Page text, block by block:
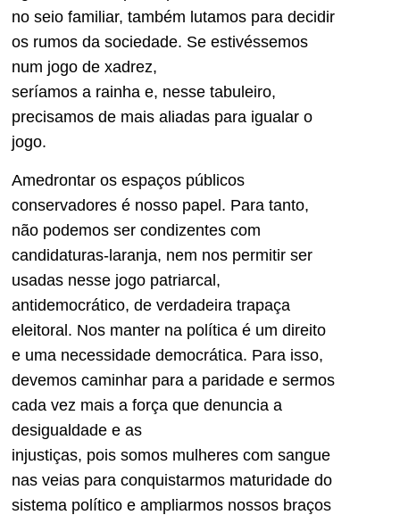
no seio familiar, também lutamos para decidir
os rumos da sociedade. Se estivéssemos
num jogo de xadrez,
seríamos a rainha e, nesse tabuleiro,
precisamos de mais aliadas para igualar o
jogo.
Amedrontar os espaços públicos
conservadores é nosso papel. Para tanto,
não podemos ser condizentes com
candidaturas-laranja, nem nos permitir ser
usadas nesse jogo patriarcal,
antidemocrático, de verdadeira trapaça
eleitoral. Nos manter na política é um direito
e uma necessidade democrática. Para isso,
devemos caminhar para a paridade e sermos
cada vez mais a força que denuncia a
desigualdade e as
injustiças, pois somos mulheres com sangue
nas veias para conquistarmos maturidade do
sistema político e ampliarmos nossos braços